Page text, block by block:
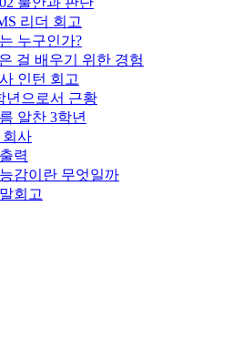
리더 회고
누구인가?
걸 배우기 위한 경험
인턴 회고
년으로서 근황
알찬 3학년
회사
력
감이란 무엇일까
회고